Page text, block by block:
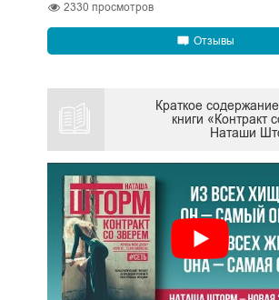
2330 просмотров
Отзывы
Краткое
книги «Контракт
Наташи